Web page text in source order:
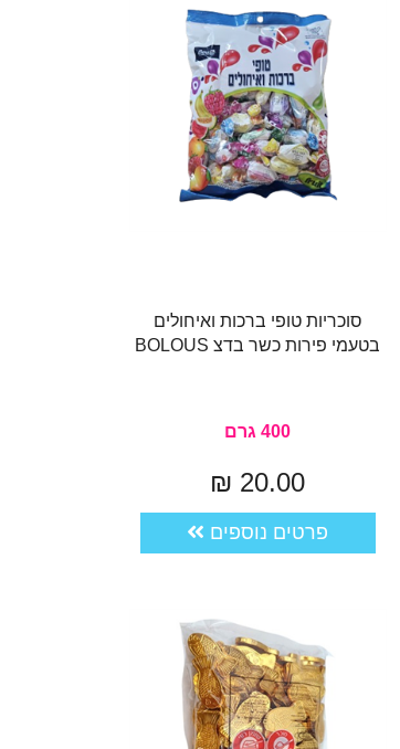
סוכריות טופי ברכות ואיחולים
בטעמי פירות כשר בדצ BOLOUS
400 גרם
20.00 ₪
פרטים נוספים